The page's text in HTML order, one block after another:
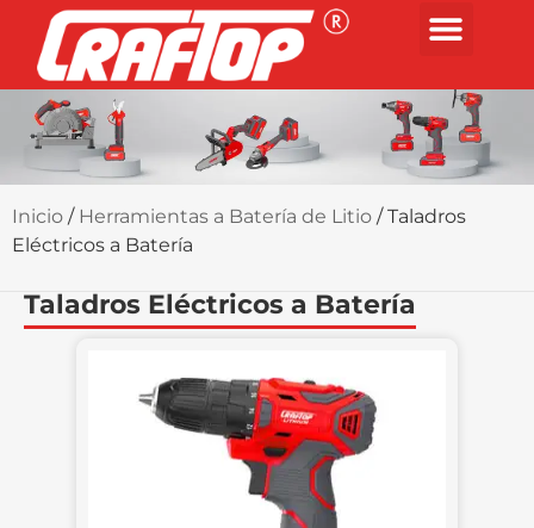
Inicio / Herramientas a Batería de Litio / Taladros
Eléctricos a Batería
Taladros Eléctricos a Batería